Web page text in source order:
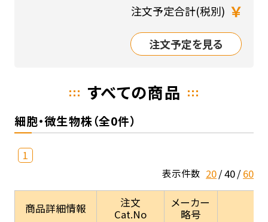
注文予定合計(税別) ￥
注文予定を見る
すべての商品
細胞・微生物株（全0件）
1
表示件数 20 40 60
商品詳細情報
注文
Cat.No
メーカー
略号